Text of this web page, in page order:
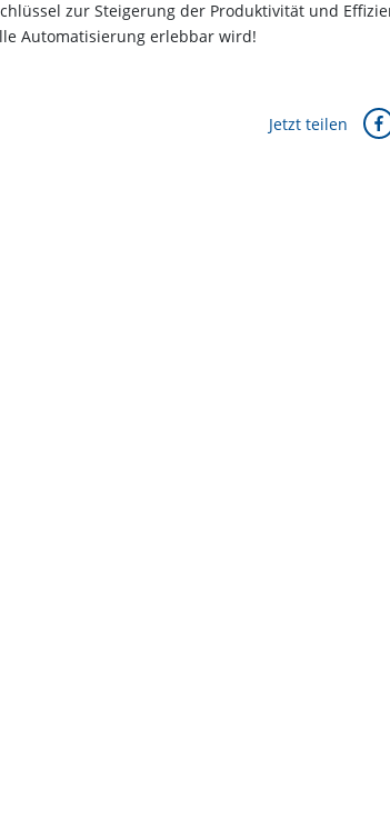
zur Steigerung der Produktivität und
Automatisierung erlebbar wird!
Jetzt teilen